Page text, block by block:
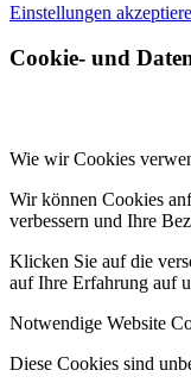
Einstellungen
Cookie- und
Wie wir Cookies
Wir können Cookies
verbessern und Ihre
Klicken Sie auf die
auf Ihre Erfahrung auf
Notwendige Website
Diese Cookies sind